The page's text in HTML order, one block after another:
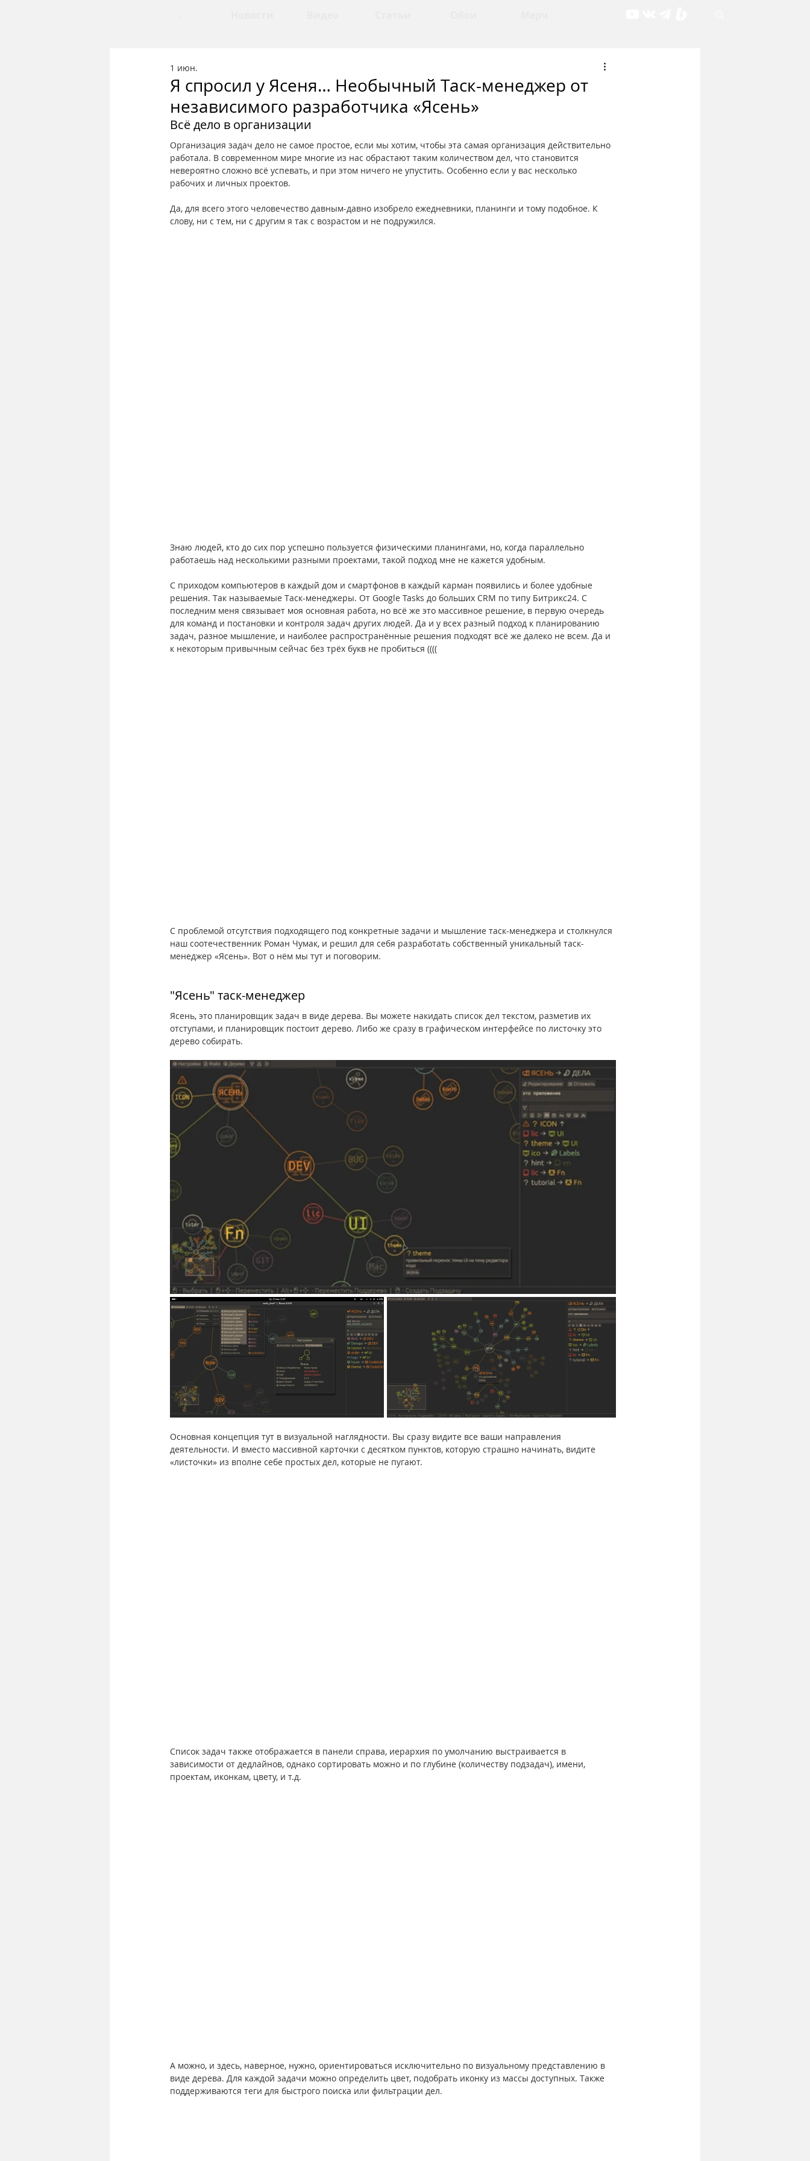
Я спросил у Ясеня… Необычный Таск-менеджер от
независимого разработчика «Ясень»
1 июн.
Всё дело в организации
Организация задач дело не самое простое, если мы хотим, чтобы эта самая организация действительно
работала. В современном мире многие из нас обрастают таким количеством дел, что становится
невероятно сложно всё успевать, и при этом ничего не упустить. Особенно если у вас несколько
рабочих и личных проектов.
Да, для всего этого человечество давным-давно изобрело ежедневники, планинги и тому подобное. К
слову, ни с тем, ни с другим я так с возрастом и не подружился.
Знаю людей, кто до сих пор успешно пользуется физическими планингами, но, когда параллельно
работаешь над несколькими разными проектами, такой подход мне не кажется удобным.
С приходом компьютеров в каждый дом и смартфонов в каждый карман появились и более удобные
решения. Так называемые Таск-менеджеры. От Google Tasks до больших CRM по типу Битрикс24. С
последним меня связывает моя основная работа, но всё же это массивное решение, в первую очередь
для команд и постановки и контроля задач других людей. Да и у всех разный подход к планированию
задач, разное мышление, и наиболее распространённые решения подходят всё же далеко не всем. Да и
к некоторым привычным сейчас без трёх букв не пробиться ((((
С проблемой отсутствия подходящего под конкретные задачи и мышление таск-менеджера и столкнулся
наш соотечественник Роман Чумак, и решил для себя разработать собственный уникальный таск-
менеджер «Ясень». Вот о нём мы тут и поговорим.
"Ясень" таск-менеджер
Ясень, это планировщик задач в виде дерева. Вы можете накидать список дел текстом, разметив их
отступами, и планировщик постоит дерево. Либо же сразу в графическом интерфейсе по листочку это
дерево собирать.
Основная концепция тут в визуальной наглядности. Вы сразу видите все ваши направления
деятельности. И вместо массивной карточки с десятком пунктов, которую страшно начинать, видите
«листочки» из вполне себе простых дел, которые не пугают.
Список задач также отображается в панели справа, иерархия по умолчанию выстраивается в
зависимости от дедлайнов, однако сортировать можно и по глубине (количеству подзадач), имени,
проектам, иконкам, цвету, и т.д.
А можно, и здесь, наверное, нужно, ориентироваться исключительно по визуальному представлению в
виде дерева. Для каждой задачи можно определить цвет, подобрать иконку из массы доступных. Также
поддерживаются теги для быстрого поиска или фильтрации дел.